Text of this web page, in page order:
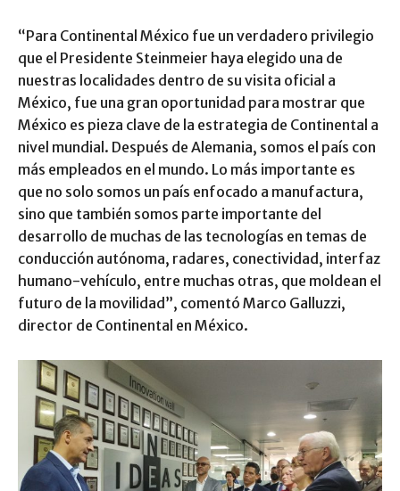
“Para Continental México fue un verdadero privilegio
que el Presidente Steinmeier haya elegido una de
nuestras localidades dentro de su visita oficial a
México, fue una gran oportunidad para mostrar que
México es pieza clave de la estrategia de Continental a
nivel mundial. Después de Alemania, somos el país con
más empleados en el mundo. Lo más importante es
que no solo somos un país enfocado a manufactura,
sino que también somos parte importante del
desarrollo de muchas de las tecnologías en temas de
conducción autónoma, radares, conectividad, interfaz
humano-vehículo, entre muchas otras, que moldean el
futuro de la movilidad”, comentó Marco Galluzzi,
director de Continental en México.